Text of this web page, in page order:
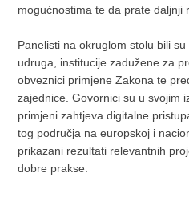
mogućnostima te da prate daljnji
Panelisti na okruglom stolu bili
udruga, institucije zadužene za
obveznici primjene Zakona te
zajednice. Govornici su u svojim
primjeni zahtjeva digitalne
tog područja na europskoj i
prikazani rezultati relevantnih
dobre prakse.